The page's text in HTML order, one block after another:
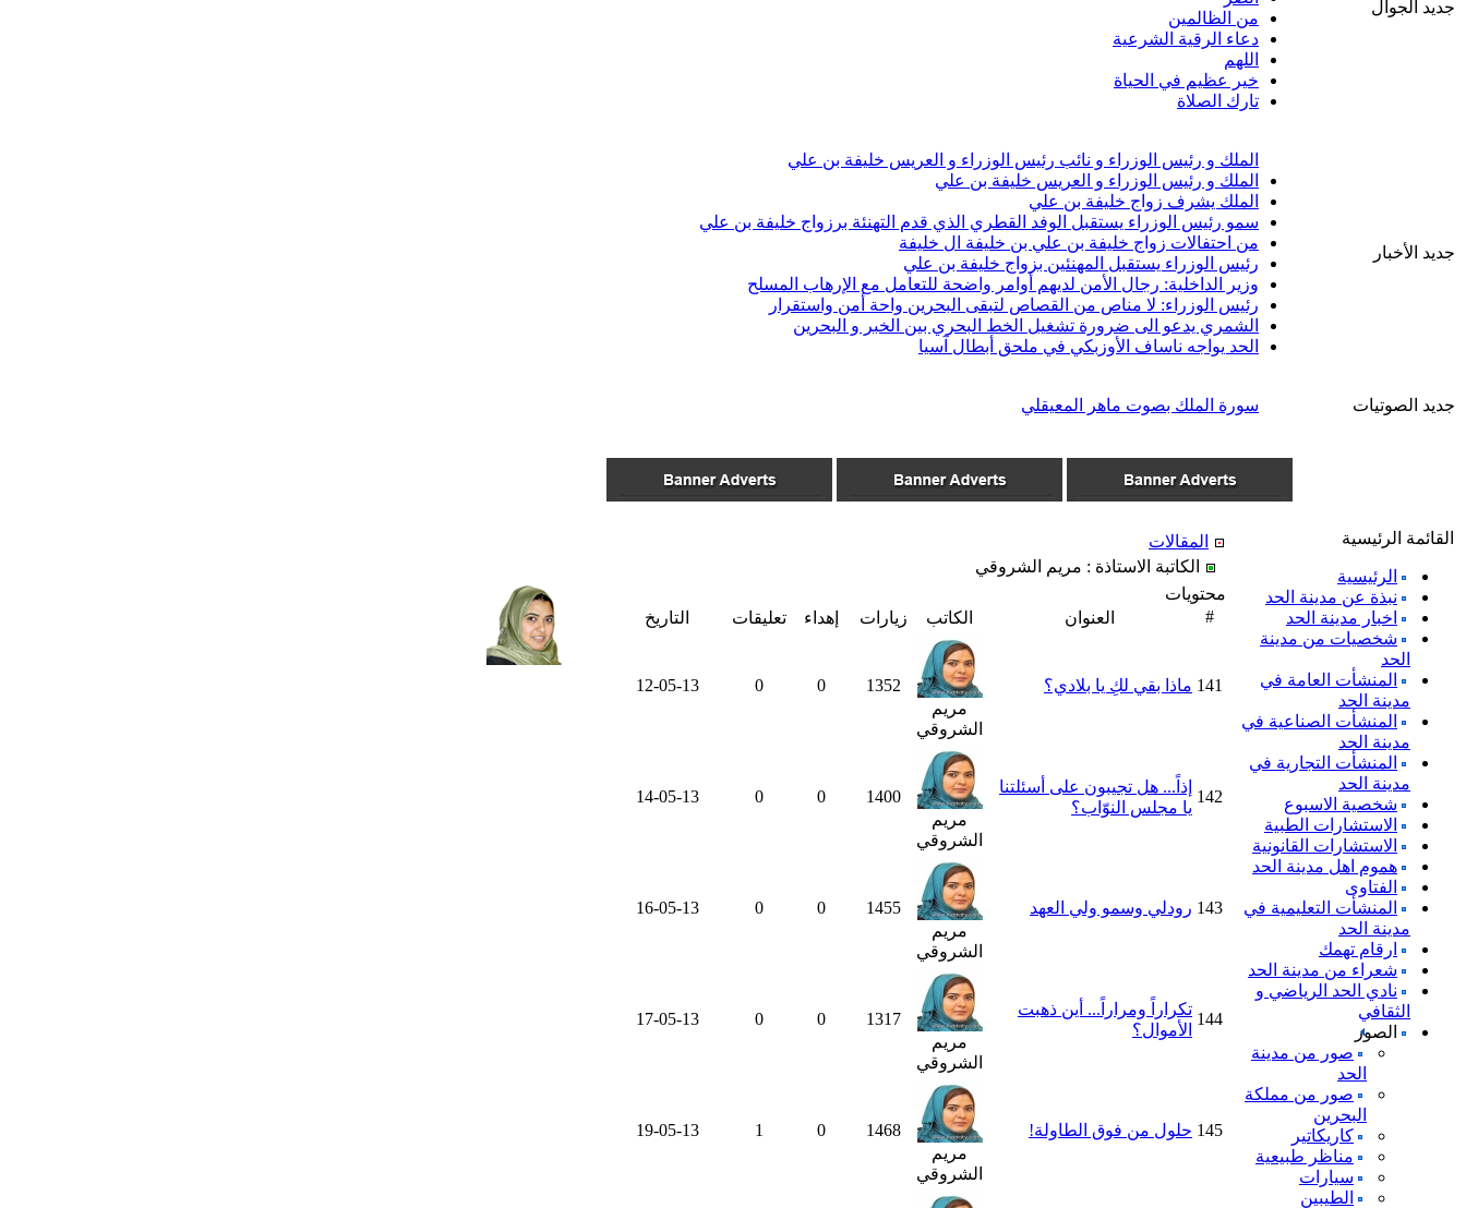
جديد الجوال
من الظالمين
دعاء الرقية الشرعية
اللهم
خير عظيم في الحياة
تارك الصلاة
جديد الأخبار
الملك و رئيس الوزراء و نائب رئيس الوزراء و العريس خليفة بن علي
الملك و رئيس الوزراء و العريس خليفة بن علي
الملك يشرف زواج خليفة بن علي
سمو رئيس الوزراء يستقبل الوفد القطري الذي قدم التهنئة برزواج خليفة بن علي
من احتفالات زواج خليفة بن علي بن خليفة ال خليفة
رئيس الوزراء يستقبل المهنئين بزواج خليفة بن علي
وزير الداخلية: رجال الأمن لديهم أوامر واضحة للتعامل مع الإرهاب المسلح
رئيس الوزراء: لا مناص من القصاص لتبقى البحرين واحة أمن واستقرار
الشمري يدعو الى ضرورة تشغيل الخط البحري بين الخبر و البحرين
الحد يواجه ناساف الأوزبكي في ملحق أبطال آسيا
جديد الصوتيات سورة الملك بصوت ماهر المعيقلي
القائمة الرئيسية
الرئيسية
نبذة عن مدينة الحد
اخبار مدينة الحد
شخصيات من مدينة
الحد
المنشأت العامة في
مدينة الحد
المنشأت الصناعية في
مدينة الحد
المنشأت التجارية في
مدينة الحد
شخصية الاسبوع
الاستشارات الطبية
الاستشارات القانونية
هموم اهل مدينة الحد
الفتاوى
المنشأت التعليمية في
مدينة الحد
ارقام تهمك
شعراء من مدينة الحد
نادي الحد الرياضي و
الثقافي
الصور
صور من مدينة
الحد
صور من مملكة
البحرين
كاريكاتير
مناظر طبيعية
سيارات
الطيبين
المقالات
الكاتبة الاستاذة : مريم الشروقي
محتويات
#
العنوان الكاتب زيارات إهداء تعليقات التاريخ
141 ماذا بقي لكِ يا بلادي؟
مريم
الشروقي
1352
0
0
12-05-13
142
إذاً... هل تجيبون على أسئلتنا
يا مجلس النوّاب؟
مريم
الشروقي
1400
0
0
14-05-13
143 رودلي وسمو ولي العهد
مريم
الشروقي
1455
0
0
16-05-13
144
تكراراً ومراراً... أين ذهبت
الأموال؟
مريم
الشروقي
1317
0
0
17-05-13
145 حلول من فوق الطاولة!
مريم
الشروقي
1468
0
1
19-05-13